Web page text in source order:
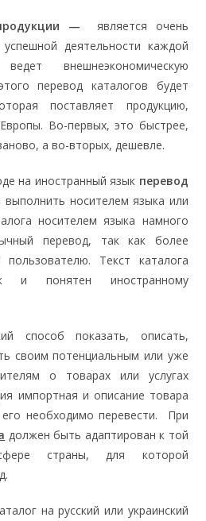
—
является очень
деятельности каждой
внешнеэкономическую
перевод каталогов будет
поставляет продукцию,
Во-первых, это быстрее,
а во-вторых, дешевле.
на иностранный язык перевод
носителем языка или
носителем языка намного
перевод, так как более
Текст каталога
и понятен иностранному
способ показать, описать,
своим потенциальным или уже
о товарах или услугах
импортная и описание товара
необходимо перевести. При
должен быть адаптирован к той
страны, для которой
на русский или украинский